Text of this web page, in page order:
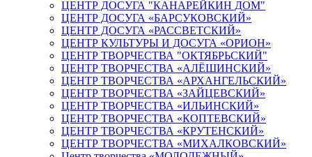
ЦЕНТР ДОСУГА "КАНАРЕЙКИН ДОМ"
ЦЕНТР ДОСУГА «БАРСУКОВСКИЙ»
ЦЕНТР ДОСУГА «РАССВЕТСКИЙ»
ЦЕНТР КУЛЬТУРЫ И ДОСУГА «ОРИОН»
ЦЕНТР ТВОРЧЕСТВА "ОКТЯБРЬСКИЙ"
ЦЕНТР ТВОРЧЕСТВА «АЛЁШИНСКИЙ»
ЦЕНТР ТВОРЧЕСТВА «АРХАНГЕЛЬСКИЙ»
ЦЕНТР ТВОРЧЕСТВА «ЗАЙЦЕВСКИЙ»
ЦЕНТР ТВОРЧЕСТВА «ИЛЬИНСКИЙ»
ЦЕНТР ТВОРЧЕСТВА «КОПТЕВСКИЙ»
ЦЕНТР ТВОРЧЕСТВА «КРУТЕНСКИЙ»
ЦЕНТР ТВОРЧЕСТВА «МИХАЛКОВСКИЙ»